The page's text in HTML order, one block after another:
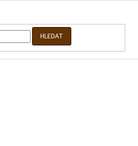
HLEDAT